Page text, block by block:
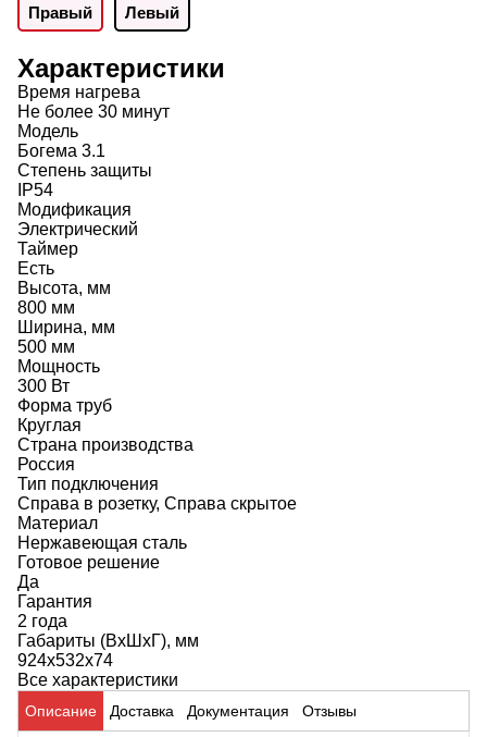
Правый Левый
Характеристики
Время нагрева
Не более 30 минут
Модель
Богема 3.1
Степень защиты
IP54
Модификация
Электрический
Таймер
Есть
Высота, мм
800 мм
Ширина, мм
500 мм
Мощность
300 Вт
Форма труб
Круглая
Страна производства
Россия
Тип подключения
Справа в розетку, Справа скрытое
Материал
Нержавеющая сталь
Готовое решение
Да
Гарантия
2 года
Габариты (ВхШхГ), мм
924х532х74
Все характеристики
Описание Доставка Документация Отзывы